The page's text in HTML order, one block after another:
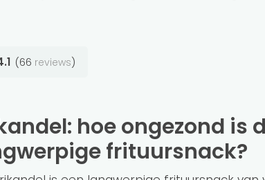
(66 reviews)
frituursnack?